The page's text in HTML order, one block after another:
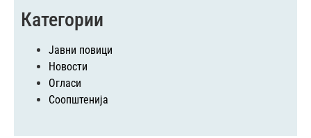
Категории
Јавни повици
Новости
Огласи
Соопштенија